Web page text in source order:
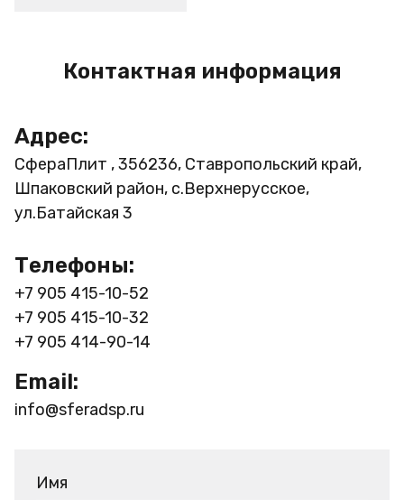
Контактная информация
Адрес:
СфераПлит , 356236, Ставропольский край,
Шпаковский район, с.Верхнерусское,
ул.Батайская 3
Телефоны:
+7 905 415-10-52
+7 905 415-10-32
+7 905 414-90-14
Email:
info@sferadsp.ru
Имя